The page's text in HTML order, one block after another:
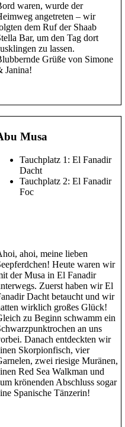
waren, wurde der
angetreten – wir
dem Ruf der Shaab
Bar, um den Tag dort
zu lassen.
Grüße von Simone
Janina!
Musa
Tauchplatz 1: El Fanadir
Dacht
Tauchplatz 2: El Fanadir
Foc
ahoi, meine lieben
Heute waren wir
der Musa in El Fanadir
Zuerst haben wir El
Dacht betaucht und wir
wirklich großes Glück!
zu Beginn schwamm ein
an uns
Danach entdeckten wir
Skorpionfisch, vier
zwei riesige Muränen,
Red Sea Walkman und
krönenden Abschluss sogar
Spanische Tänzerin!